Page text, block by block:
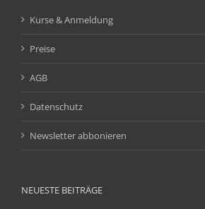
Kurse & Anmeldung
Preise
AGB
Datenschutz
Newsletter abbonieren
NEUESTE BEITRÄGE